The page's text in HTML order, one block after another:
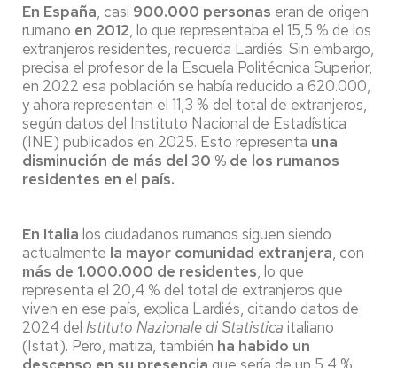
En España, casi 900.000 personas eran de origen
rumano en 2012, lo que representaba el 15,5 % de los
extranjeros residentes, recuerda Lardiés. Sin embargo,
precisa el profesor de la Escuela Politécnica Superior,
en 2022 esa población se había reducido a 620.000,
y ahora representan el 11,3 % del total de extranjeros,
según datos del Instituto Nacional de Estadística
(INE) publicados en 2025. Esto representa una
disminución de más del 30 % de los rumanos
residentes en el país.
En Italia los ciudadanos rumanos siguen siendo
actualmente la mayor comunidad extranjera, con
más de 1.000.000 de residentes, lo que
representa el 20,4 % del total de extranjeros que
viven en ese país, explica Lardiés, citando datos de
2024 del Istituto Nazionale di Statistica italiano
(Istat). Pero, matiza, también ha habido un
descenso en su presencia que sería de un 5,4 %